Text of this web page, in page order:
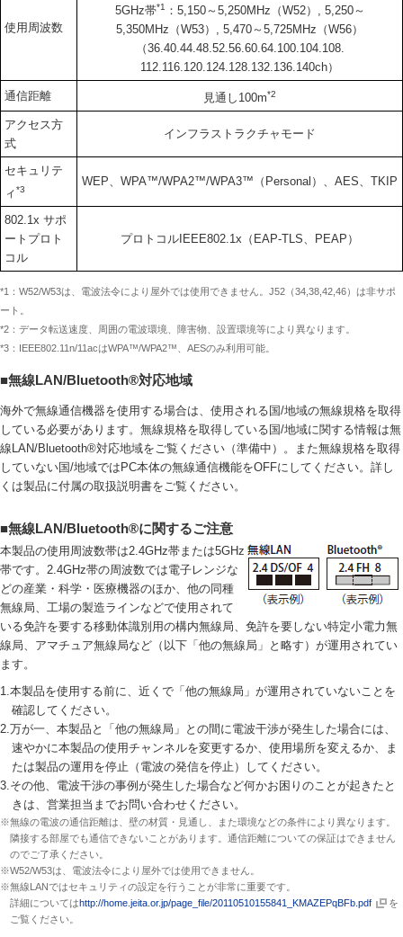
使用周波数
5GHz帯*1
：5,150～5,250MHz（W52）, 5,250～
5,350MHz（W53）, 5,470～5,725MHz（W56）
（36.40.44.48.52.56.60.64.100.104.108.
112.116.120.124.128.132.136.140ch）
通信距離 見通し100m*2
アクセス方
式
インフラストラクチャモード
セキュリテ
ィ*3
WEP、WPA™/WPA2™/WPA3™（Personal）、AES、TKIP
802.1x サポ
ートプロト
コル
プロトコルIEEE802.1x（EAP-TLS、PEAP）
*1：W52/W53は、電波法令により屋外では使用できません。J52（34,38,42,46）は非サポ
ート。
*2：データ転送速度、周囲の電波環境、障害物、設置環境等により異なります。
*3：IEEE802.11n/11acはWPA™/WPA2™、AESのみ利用可能。
■無線LAN/Bluetooth®対応地域
海外で無線通信機器を使用する場合は、使用される国/地域の無線規格を取得
している必要があります。無線規格を取得している国/地域に関する情報は無
線LAN/Bluetooth®対応地域をご覧ください（準備中）。また無線規格を取得
していない国/地域ではPC本体の無線通信機能をOFFにしてください。詳し
くは製品に付属の取扱説明書をご覧ください。
■無線LAN/Bluetooth®に関するご注意
本製品の使用周波数帯は2.4GHz帯または5GHz
帯です。2.4GHz帯の周波数では電子レンジな
どの産業・科学・医療機器のほか、他の同種
無線局、工場の製造ラインなどで使用されて
いる免許を要する移動体識別用の構内無線局、免許を要しない特定小電力無
線局、アマチュア無線局など（以下「他の無線局」と略す）が運用されてい
ます。
1.本製品を使用する前に、近くで「他の無線局」が運用されていないことを
確認してください。
2.万が一、本製品と「他の無線局」との間に電波干渉が発生した場合には、
速やかに本製品の使用チャンネルを変更するか、使用場所を変えるか、ま
たは製品の運用を停止（電波の発信を停止）してください。
3.その他、電波干渉の事例が発生した場合など何かお困りのことが起きたと
きは、営業担当までお問い合わせください。
※無線の電波の通信距離は、壁の材質・見通し、また環境などの条件により異なります。
隣接する部屋でも通信できないことがあります。通信距離についての保証はできません
のでご了承ください。
※W52/W53は、電波法令により屋外では使用できません。
※無線LANではセキュリティの設定を行うことが非常に重要です。
詳細についてはhttp://home.jeita.or.jp/page_file/20110510155841_KMAZEPqBFb.pdf
を
ご覧ください。